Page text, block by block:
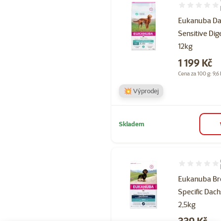
Eukanuba
Sensitive
12kg
Hodnocení
Cena
1 199 Kč
Cena za 100 g: 9,6
💥 Výprodej
Skladem
Eukanuba
Specific
2,5kg
Hodnocení